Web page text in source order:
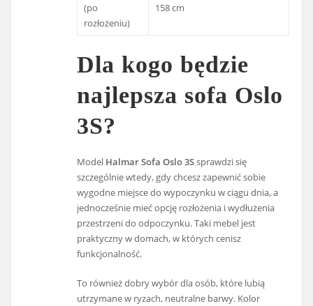
(po
rozłożeniu)
158 cm
Dla kogo będzie
najlepsza sofa Oslo
3S?
Model Halmar Sofa Oslo 3Ssprawdzi się
szczególnie wtedy, gdy chcesz zapewnić sobie
wygodne miejsce do wypoczynku w ciągu dnia, a
jednocześnie mieć opcję rozłożenia i wydłużenia
przestrzeni do odpoczynku. Taki mebel jest
praktyczny w domach, w których cenisz
funkcjonalność.
To również dobry wybór dla osób, które lubią
utrzymane w ryzach, neutralne barwy. Kolor